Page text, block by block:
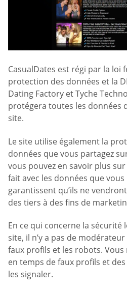
CasualDates est régi par la loi
protection des données et la
Dating Factory et Tyche
protégera toutes les données
site.
Le site utilise également la
données que vous partagez
vous pouvez en savoir plus
fait avec les données que vous
garantissent qu’ils ne
des tiers à des fins de
En ce qui concerne la sécurité
site, il n’y a pas de
faux profils et les robots.
en temps de faux profils et
les signaler.